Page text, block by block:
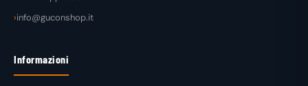
info@guconshop.it
Informazioni